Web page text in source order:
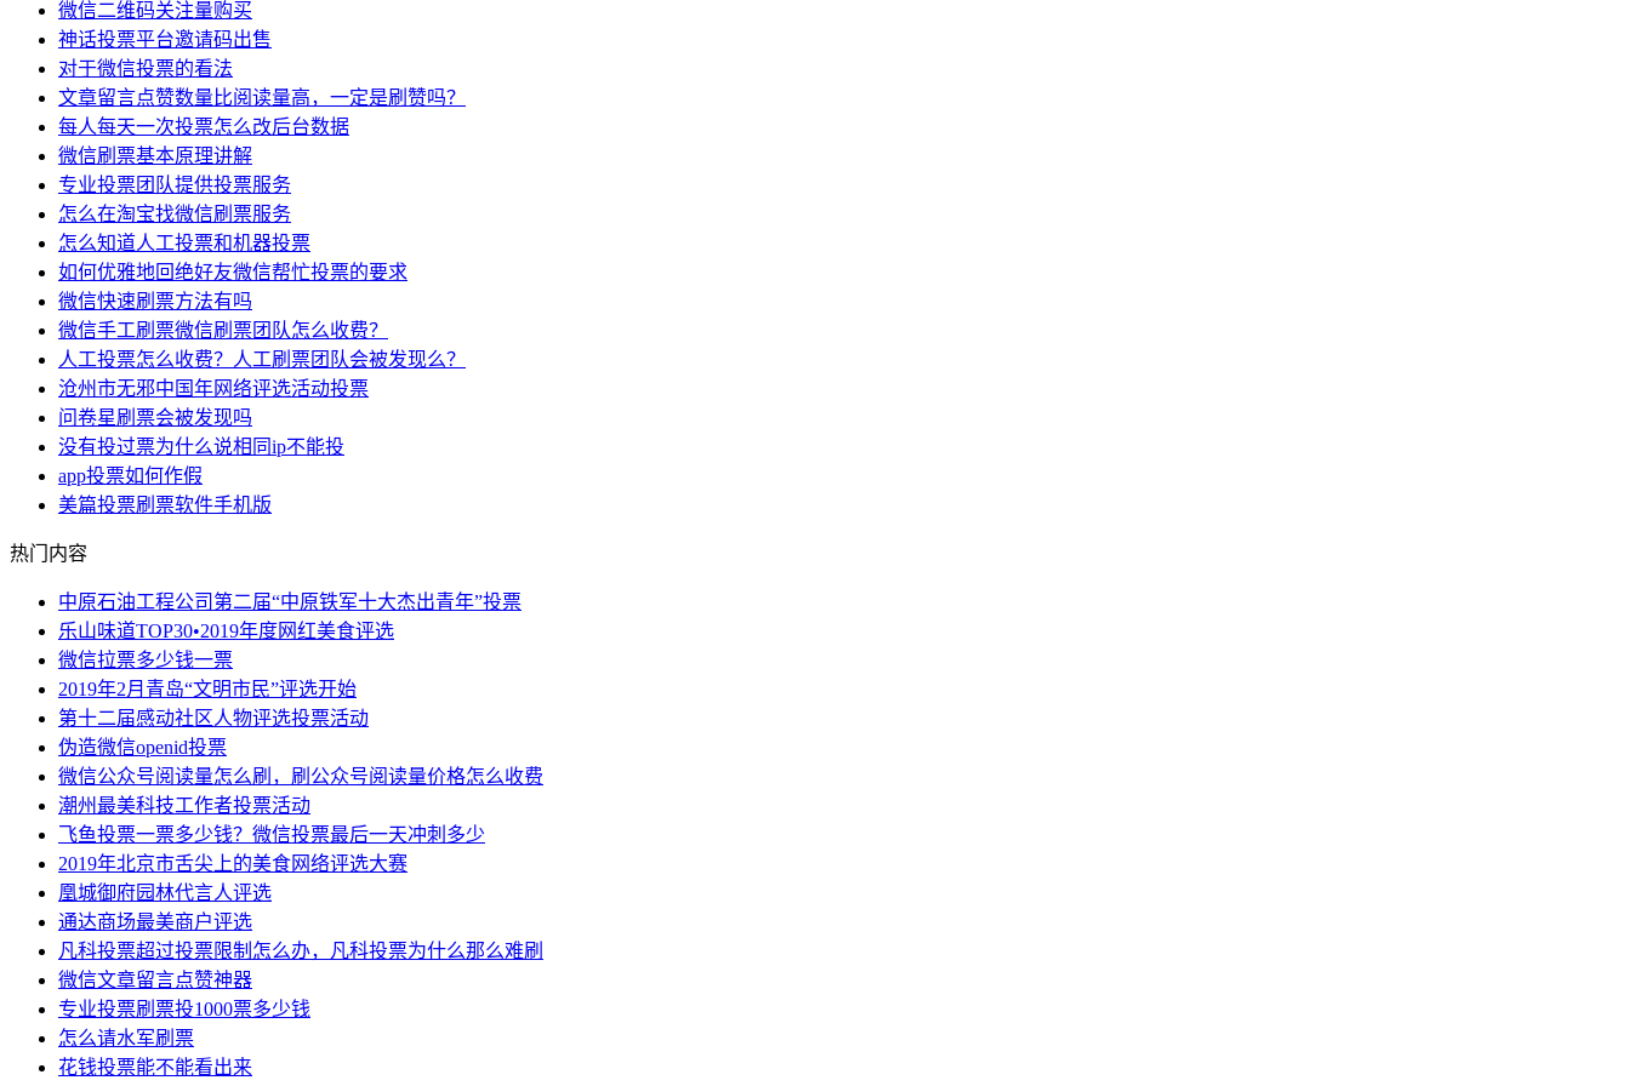
微信二维码关注量购买
神话投票平台邀请码出售
对于微信投票的看法
文章留言点赞数量比阅读量高，一定是刷赞吗？
每人每天一次投票怎么改后台数据
微信刷票基本原理讲解
专业投票团队提供投票服务
怎么在淘宝找微信刷票服务
怎么知道人工投票和机器投票
如何优雅地回绝好友微信帮忙投票的要求
微信快速刷票方法有吗
微信手工刷票微信刷票团队怎么收费？
人工投票怎么收费？人工刷票团队会被发现么？
沧州市无邪中国年网络评选活动投票
问卷星刷票会被发现吗
没有投过票为什么说相同ip不能投
app投票如何作假
美篇投票刷票软件手机版
热门内容
中原石油工程公司第二届“中原铁军十大杰出青年”投票
乐山味道TOP30•2019年度网红美食评选
微信拉票多少钱一票
2019年2月青岛“文明市民”评选开始
第十二届感动社区人物评选投票活动
伪造微信openid投票
微信公众号阅读量怎么刷，刷公众号阅读量价格怎么收费
潮州最美科技工作者投票活动
飞鱼投票一票多少钱？微信投票最后一天冲刺多少
2019年北京市舌尖上的美食网络评选大赛
凰城御府园林代言人评选
通达商场最美商户评选
凡科投票超过投票限制怎么办，凡科投票为什么那么难刷
微信文章留言点赞神器
专业投票刷票投1000票多少钱
怎么请水军刷票
花钱投票能不能看出来